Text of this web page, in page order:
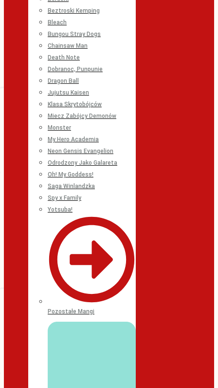
Beztroski Kemping
Bleach
Bungou Stray Dogs
Chainsaw Man
Death Note
Dobranoc, Punpunie
Dragon Ball
Jujutsu Kaisen
Klasa Skrytobójców
Miecz Zabójcy Demonów
Monster
My Hero Academia
Neon Gensis Evangelion
Odrodzony Jako Galareta
Oh! My Goddess!
Saga Winlandzka
Spy x Family
Yotsuba!
Pozostałe Mangi